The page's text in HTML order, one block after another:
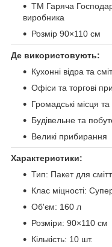
ТМ Гаряча
виробника
Розмір 90×110 см
Де використовують:
Кухонні відра та
Офіси та торгові
Громадські місця
Будівельне та
Великі прибирання
Характеристики:
Тип: Пакет для
Клас міцності:
Об'єм: 160 л
Розміри: 90×110 см
Кількість: 10 шт.